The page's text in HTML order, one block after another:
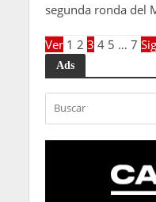
segunda ronda del
Ver 1 2 3 4 5 … 7
Ads